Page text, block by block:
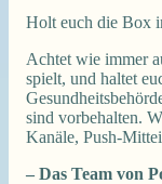
Holt euch die Box
Achtet wie immer
spielt, und haltet
sind vorbehalten.
Kanäle, Push-
– Das Team von